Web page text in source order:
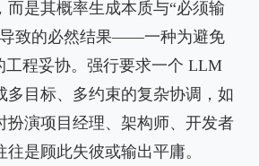
而是其概率生成本质与“必须输
导致的必然结果——一种为避免
工程妥协。强行要求一个 LLM
多目标、多约束的复杂协调，如
扮演项目经理、架构师、开发者
是顾此失彼或输出平庸。